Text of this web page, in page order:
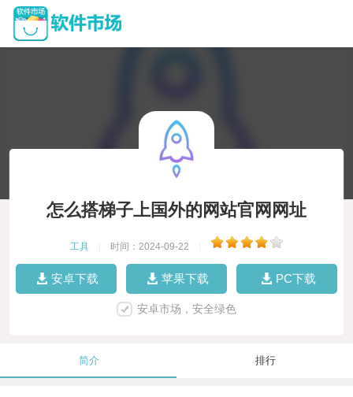
怎么搭梯子上国外的网站官网网址
工具 时间：2024-09-22
安卓下载 苹果下载 PC下载
安卓市场，安全绿色
简介 排行